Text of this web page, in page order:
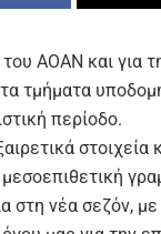
ΑΟΑΝ και για
τμήματα
περίοδο.
νέα σεζόν,